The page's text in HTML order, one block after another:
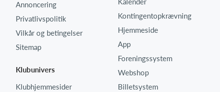
Annoncering
Privatlivspolitik
Vilkår og betingelser
Sitemap
Klubunivers
Klubhjemmesider
Kontingentopkrævning
Hjemmeside
App
Foreningssystem
Webshop
Billetsystem